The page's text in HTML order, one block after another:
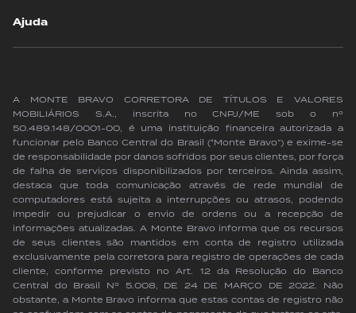
Ajuda
A MONTE BRAVO CORRETORA DE TÍTULOS E VALORES
MOBILIÁRIOS S.A., inscrita no CNPJ/ME sob o nº
50.489.148/0001-00, é uma instituição financeira autorizada a
funcionar pelo Banco Central do Brasil (“Monte Bravo”) e exime-se
de responsabilidade por danos sofridos por seus clientes, por força
de falha de serviços disponibilizados por terceiros. Ainda assim,
destaca que toda comunicação através de rede mundial de
computadores está sujeita a interrupções ou atrasos, podendo
impedir ou prejudicar o envio de ordens ou a recepção de
informações atualizadas. A Monte Bravo informa que os recursos
de seus clientes são mantidos em conta de registro utilizada
exclusivamente pela corretora para registro de operações de cada
cliente, conforme previsto no Art. 12 da Resolução do Banco
Central do Brasil Nº 5.008, DE 24 DE MARÇO DE 2022. Não
obstante, a Monte Bravo informa que estas contas de registro não